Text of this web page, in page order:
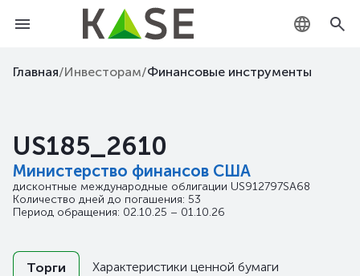
KZ
Главная/Инвесторам/Финансовые инструменты
US185_2610
Министерство финансов США
дисконтные международные облигации US912797SA68
Количество дней до погашения: 53
Период обращения: 02.10.25 – 01.10.26
Торги Характеристики ценной бумаги